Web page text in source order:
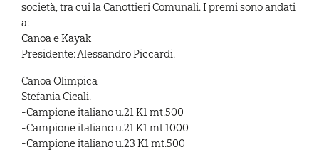
società, tra cui la Canottieri Comunali. I premi sono andati
a:
Canoa e Kayak
Presidente: Alessandro Piccardi.
Canoa Olimpica
Stefania Cicali.
-Campione italiano u.21 K1 mt.500
-Campione italiano u.21 K1 mt.1000
-Campione italiano u.23 K1 mt.500